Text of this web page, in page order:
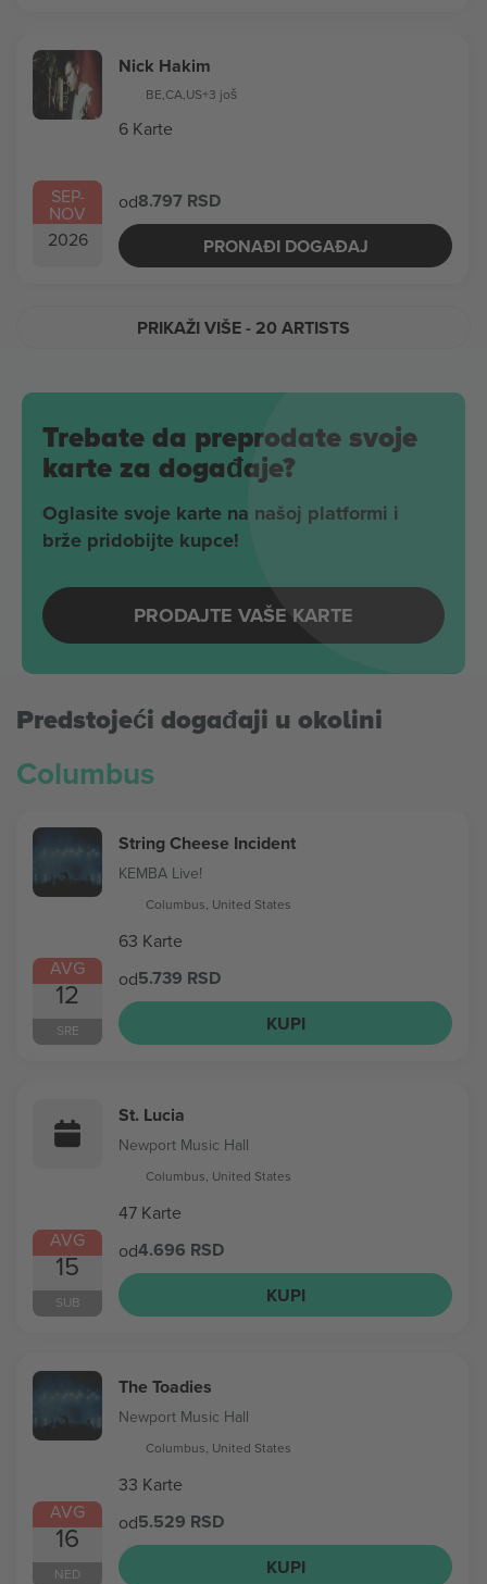
SEP-
NOV
2026
Nick Hakim
BE,CA,US+3 još
6 Karte
od8.797 RSD
PRONAĐI DOGAĐAJ
PRIKAŽI VIŠE- 20 ARTISTS
Trebate da preprodate svoje
karte za događaje?
Oglasite svoje karte na našoj platformi i
brže pridobijte kupce!
PRODAJTE VAŠE KARTE
Predstojeći događaji u okolini
Columbus
AVG
12
SRE
String Cheese Incident
KEMBA Live!
Columbus, United States
63 Karte
od5.739 RSD
KUPI
AVG
15
SUB
St. Lucia
Newport Music Hall
Columbus, United States
47 Karte
od4.696 RSD
KUPI
AVG
16
NED
The Toadies
Newport Music Hall
Columbus, United States
33 Karte
od5.529 RSD
KUPI